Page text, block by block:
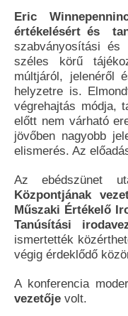
Eric
értékelésért és
szabványosítási és
széles körű
múltjáról, jelenéről
helyzetre is.
végrehajtás módja,
előtt nem várható
jövőben nagyobb
elismerés. Az
Az ebédszünet
Központjának
Műszaki Értékelő
Tanúsítási
ismertették
végig érdeklődő
A konferencia
vezetője volt.